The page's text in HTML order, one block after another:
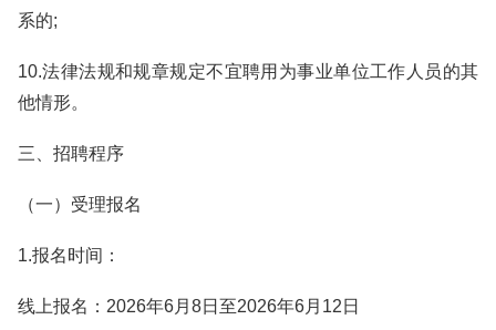
系的;
10.法律法规和规章规定不宜聘用为事业单位工作人员的其
他情形。
三、招聘程序
（一）受理报名
1.报名时间：
线上报名：2026年6月8日至2026年6月12日